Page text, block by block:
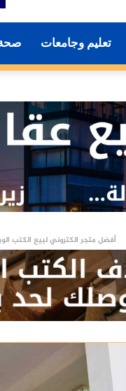
تعليم وجامعات
أفضل متجر الكتروني لبيع الكتب